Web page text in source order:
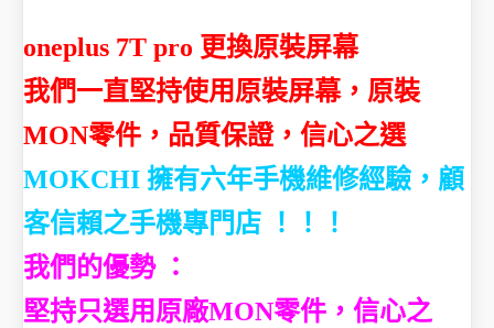
oneplus 7T pro 更換原裝屏幕
我們一直堅持使用原裝屏幕， 原裝
MON零件，品質保證，信心之選
MOKCHI 擁有六年手機維修經驗，顧
客信賴之手機專門店 ！！！
我們的優勢 ：
堅持只選用原廠MON零件，信心之